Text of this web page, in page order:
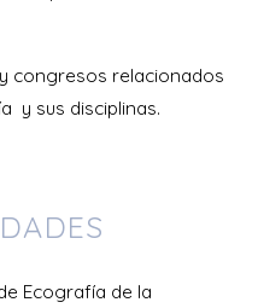
congresos relacionados
y sus disciplinas.
Ecografía de la